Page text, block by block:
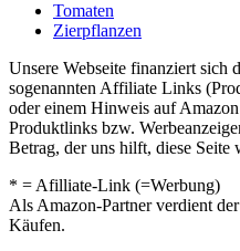
Tomaten
Zierpflanzen
Unsere Webseite finanziert sich
sogenannten Affiliate Links
oder einem Hinweis auf
Produktlinks bzw.
Betrag, der uns hilft, diese Seite
* = Afilliate-Link (=Werbung)
Als Amazon-Partner verdient
Käufen.